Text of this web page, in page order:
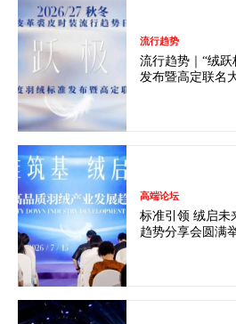
流行趋势
流行趋势｜“绒
发布暨高定联名
高端论坛
标准引领 绒启未
趋势分享会圆满